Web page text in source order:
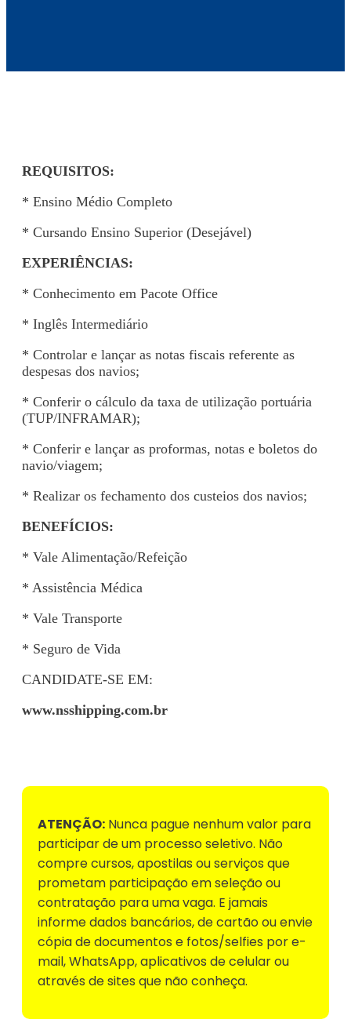
REQUISITOS:
* Ensino Médio Completo
* Cursando Ensino Superior (Desejável)
EXPERIÊNCIAS:
* Conhecimento em Pacote Office
* Inglês Intermediário
* Controlar e lançar as notas fiscais referente as
despesas dos navios;
* Conferir o cálculo da taxa de utilização portuária
(TUP/INFRAMAR);
* Conferir e lançar as proformas, notas e boletos do
navio/viagem;
* Realizar os fechamento dos custeios dos navios;
BENEFÍCIOS:
* Vale Alimentação/Refeição
* Assistência Médica
* Vale Transporte
* Seguro de Vida
CANDIDATE-SE EM:
www.nsshipping.com.br
ATENÇÃO: Nunca pague nenhum valor para
participar de um processo seletivo. Não
compre cursos, apostilas ou serviços que
prometam participação em seleção ou
contratação para uma vaga. E jamais
informe dados bancários, de cartão ou envie
cópia de documentos e fotos/selfies por e-
mail, WhatsApp, aplicativos de celular ou
através de sites que não conheça.